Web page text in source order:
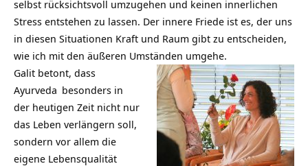
selbst rücksichtsvoll umzugehen und keinen innerlichen
Stress entstehen zu lassen. Der innere Friede ist es, der uns
in diesen Situationen Kraft und Raum gibt zu entscheiden,
wie ich mit den äußeren Umständen umgehe.
Galit betont, dass
Ayurveda besonders in
der heutigen Zeit nicht nur
das Leben verlängern soll,
sondern vor allem die
eigene Lebensqualität